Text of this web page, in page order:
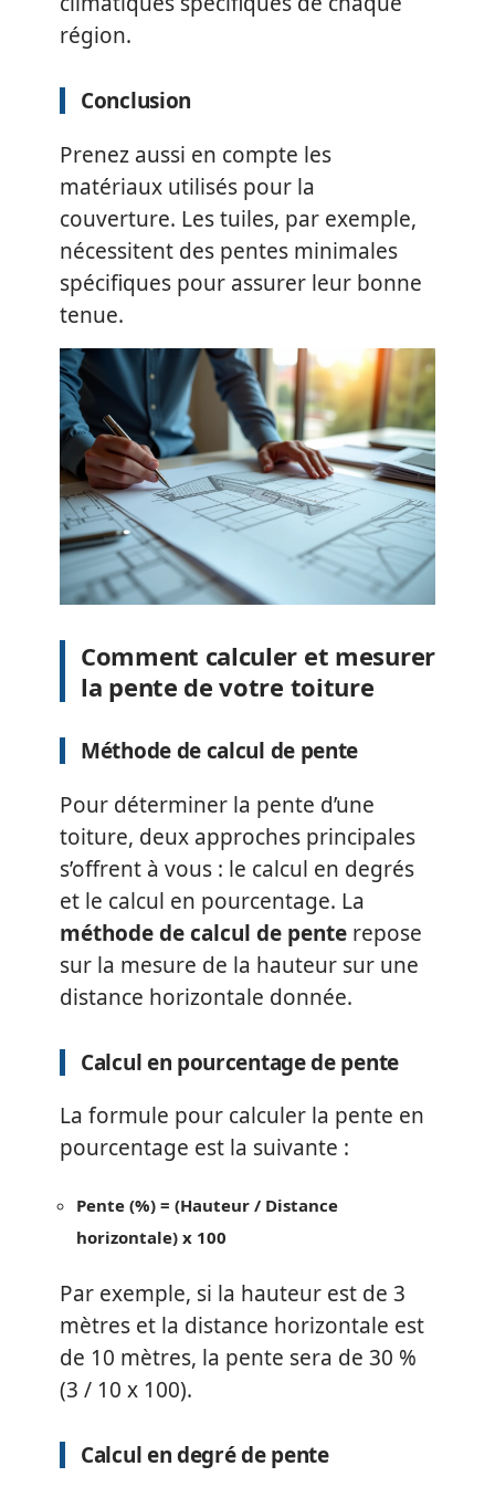
région.
Conclusion
Prenez aussi en compte les
matériaux utilisés pour la
couverture. Les tuiles, par exemple,
nécessitent des pentes minimales
spécifiques pour assurer leur bonne
tenue.
Comment calculer et mesurer
la pente de votre toiture
Méthode de calcul de pente
Pour déterminer la pente d’une
toiture, deux approches principales
s’offrent à vous : le calcul en degrés
et le calcul en pourcentage. La
méthode de calcul de pente repose
sur la mesure de la hauteur sur une
distance horizontale donnée.
Calcul en pourcentage de pente
La formule pour calculer la pente en
pourcentage est la suivante :
Pente (%) = (Hauteur / Distance
horizontale) x 100
Par exemple, si la hauteur est de 3
mètres et la distance horizontale est
de 10 mètres, la pente sera de 30 %
(3 / 10 x 100).
Calcul en degré de pente